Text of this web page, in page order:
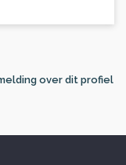
over dit profiel